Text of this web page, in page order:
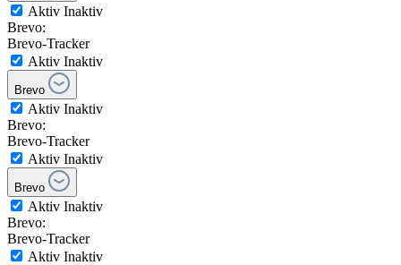
Aktiv Inaktiv
Brevo:
Brevo-Tracker
Aktiv Inaktiv
Brevo
Aktiv Inaktiv
Brevo:
Brevo-Tracker
Aktiv Inaktiv
Brevo
Aktiv Inaktiv
Brevo:
Brevo-Tracker
Aktiv Inaktiv